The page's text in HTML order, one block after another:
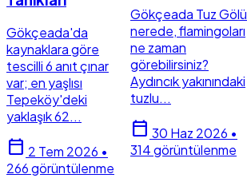
Gökçeada'da
kaynaklara göre
tescilli 6 anıt çınar
var; en yaşlısı
Tepeköy'deki
yaklaşık 62...
calendar_today 2 Tem 2026 •
266 görüntülenme
Gökçeada Tuz Gölü
nerede, flamingoları
ne zaman
görebilirsiniz?
Aydıncık yakınındaki
tuzlu...
calendar_today 30 Haz 2026 •
314 görüntülenme